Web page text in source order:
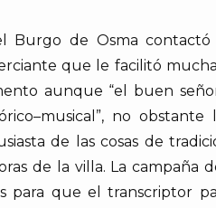
Burgo de Osma
que le facilitó
aunque “el buen
no
de las cosas de
de la villa. La campaña
para que el transcriptor